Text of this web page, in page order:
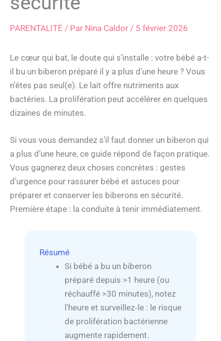
PARENTALITÉ / Par Nina Caldor / 5 février 2026
Le cœur qui bat, le doute qui s’installe : votre bébé a-t-
il bu un biberon préparé il y a plus d’une heure ? Vous
n’êtes pas seul(e). Le lait offre nutriments aux
bactéries. La prolifération peut accélérer en quelques
dizaines de minutes.
Si vous vous demandez s’il faut donner un biberon qui
a plus d’une heure, ce guide répond de façon pratique.
Vous gagnerez deux choses concrètes : gestes
d’urgence pour rassurer bébé et astuces pour
préparer et conserver les biberons en sécurité.
Première étape : la conduite à tenir immédiatement.
Résumé
Si bébé a bu un biberon
préparé depuis >1 heure (ou
réchauffé >30 minutes), notez
l’heure et surveillez‑le : le risque
de prolifération bactérienne
augmente rapidement.